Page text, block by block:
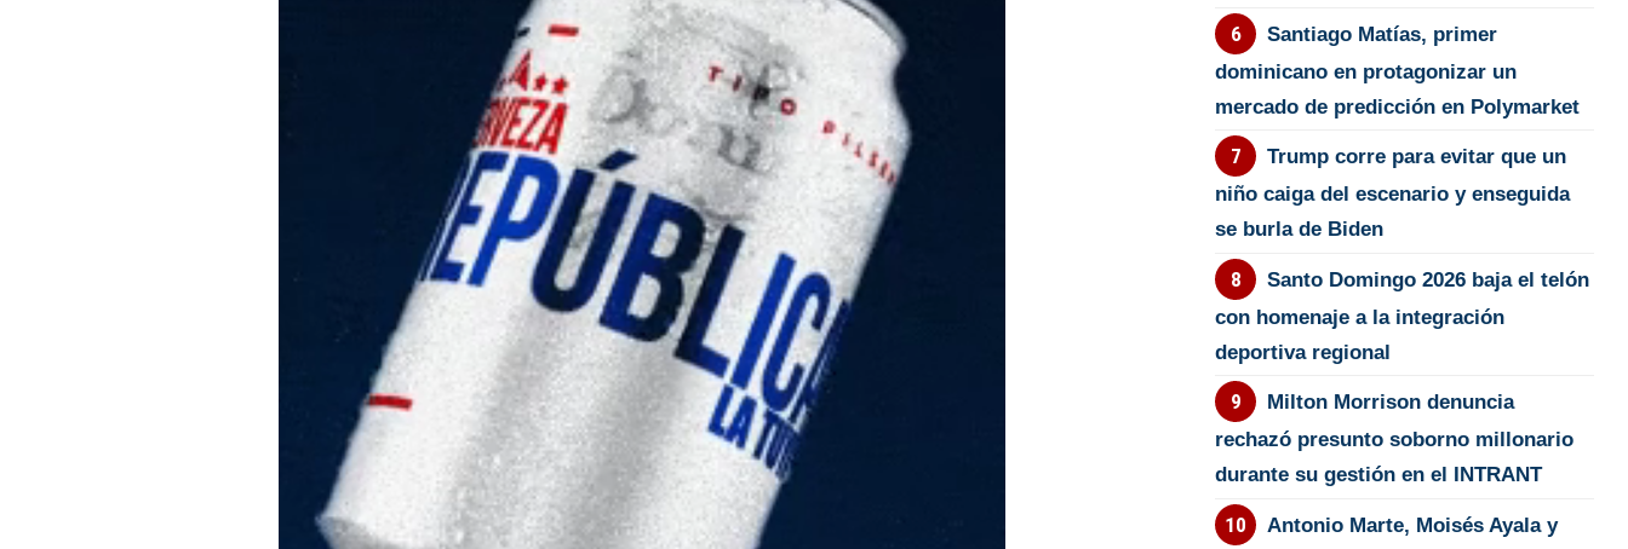
Santiago Matías, primer
dominicano en protagonizar un
mercado de predicción en Polymarket
Trump corre para evitar que un
niño caiga del escenario y enseguida
se burla de Biden
Santo Domingo 2026 baja el telón
con homenaje a la integración
deportiva regional
Milton Morrison denuncia
rechazó presunto soborno millonario
durante su gestión en el INTRANT
Antonio Marte, Moisés Ayala y